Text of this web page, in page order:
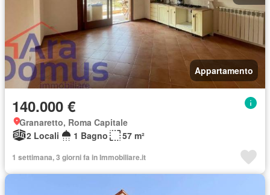
Appartamento
140.000 €
Granaretto, Roma Capitale
2 Locali
1 Bagno 57 m²
1 settimana, 3 giorni fa in Immobiliare.it